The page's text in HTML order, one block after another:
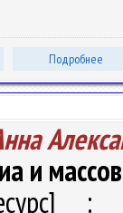
Подробнее
и
: